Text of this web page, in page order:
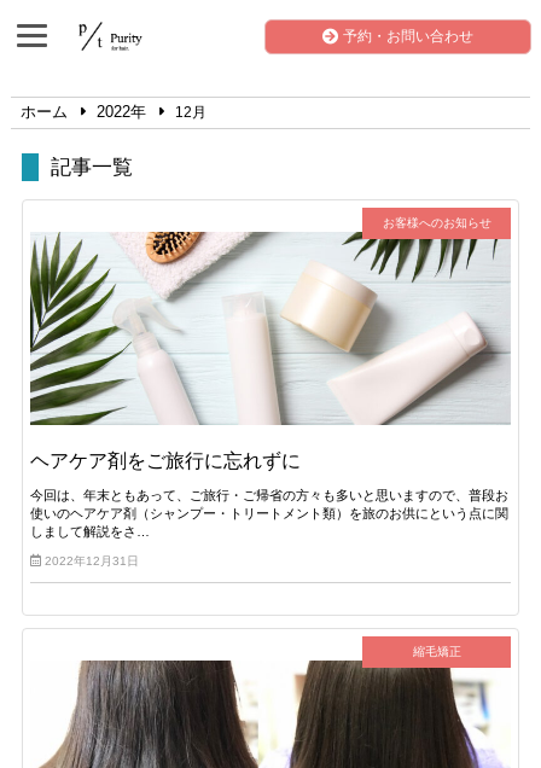
予約・お問い合わせ
ホーム 2022年 12月
記事一覧
お客様へのお知らせ
ヘアケア剤をご旅行に忘れずに
今回は、年末ともあって、ご旅行・ご帰省の方々も多いと思いますので、普段お
使いのヘアケア剤（シャンプー・トリートメント類）を旅のお供にという点に関
しまして解説をさ…
2022年12月31日
縮毛矯正